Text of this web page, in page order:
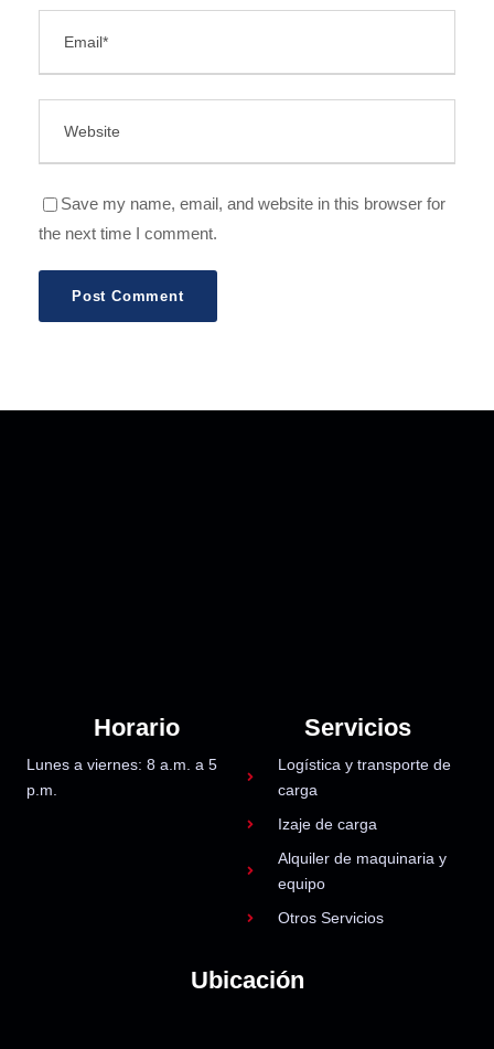
Save my name, email, and website in this browser for
the next time I comment.
Horario
Lunes a viernes: 8 a.m. a 5
p.m.
Servicios
Logística y transporte de
carga
Izaje de carga
Alquiler de maquinaria y
equipo
Otros Servicios
Ubicación